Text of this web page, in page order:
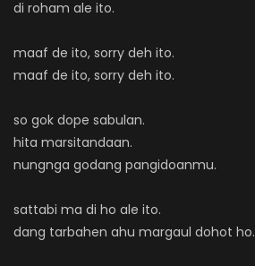
di roham ale ito.
maaf de ito, sorry deh ito.
maaf de ito, sorry deh ito.
so gok dope sabulan.
hita marsitandaan.
nungnga godang pangidoanmu.
sattabi ma di ho ale ito.
dang tarbahen ahu margaul dohot ho.